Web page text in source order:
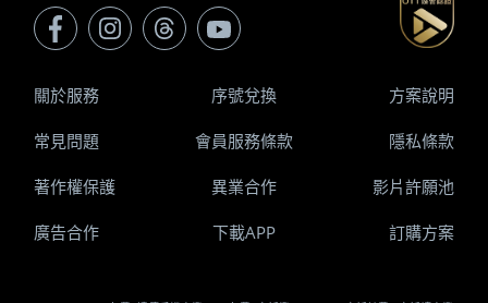
關於服務 序號兌換 方案說明
常見問題 會員服務條款 隱私條款
著作權保護 異業合作 影片許願池
廣告合作 下載APP 訂購方案